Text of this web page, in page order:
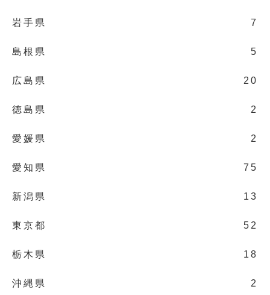
岩手県 7
島根県 5
広島県 20
徳島県 2
愛媛県 2
愛知県 75
新潟県 13
東京都 52
栃木県 18
沖縄県 2